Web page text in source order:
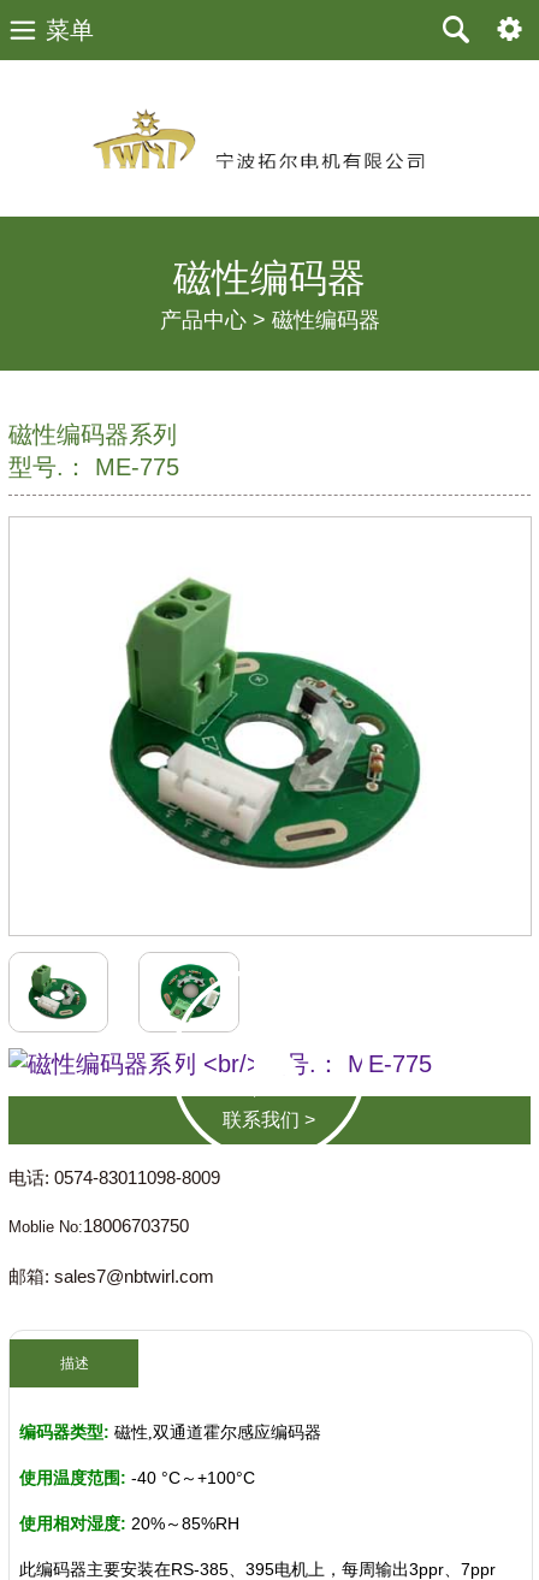
磁
列
型
磁
菜单
磁性编码器
产品中心 > 磁性编码器
磁性编码器系列
型号.： ME-775
联系我们 >
电话: 0574-83011098-8009
Moblie No:18006703750
邮箱: sales7@nbtwirl.com
描述
编码器类型: 磁性 ,双通道霍尔感应编码器
使用温度范围 : -40 °C ～+100°C
使用相对湿度: 20%～85%RH
此编码器主要安装在RS-385、395电机上，每周输出3ppr、7ppr